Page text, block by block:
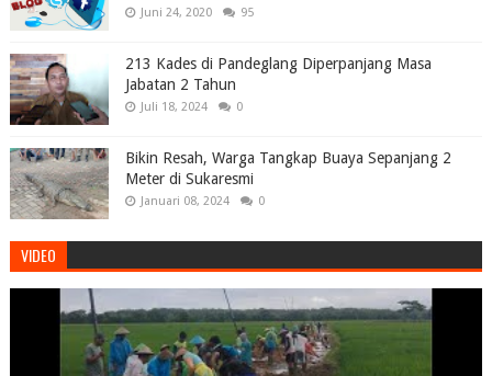
Juni 24, 2020 95
213 Kades di Pandeglang Diperpanjang Masa
Jabatan 2 Tahun
Juli 18, 2024 0
Bikin Resah, Warga Tangkap Buaya Sepanjang 2
Meter di Sukaresmi
Januari 08, 2024 0
VIDEO